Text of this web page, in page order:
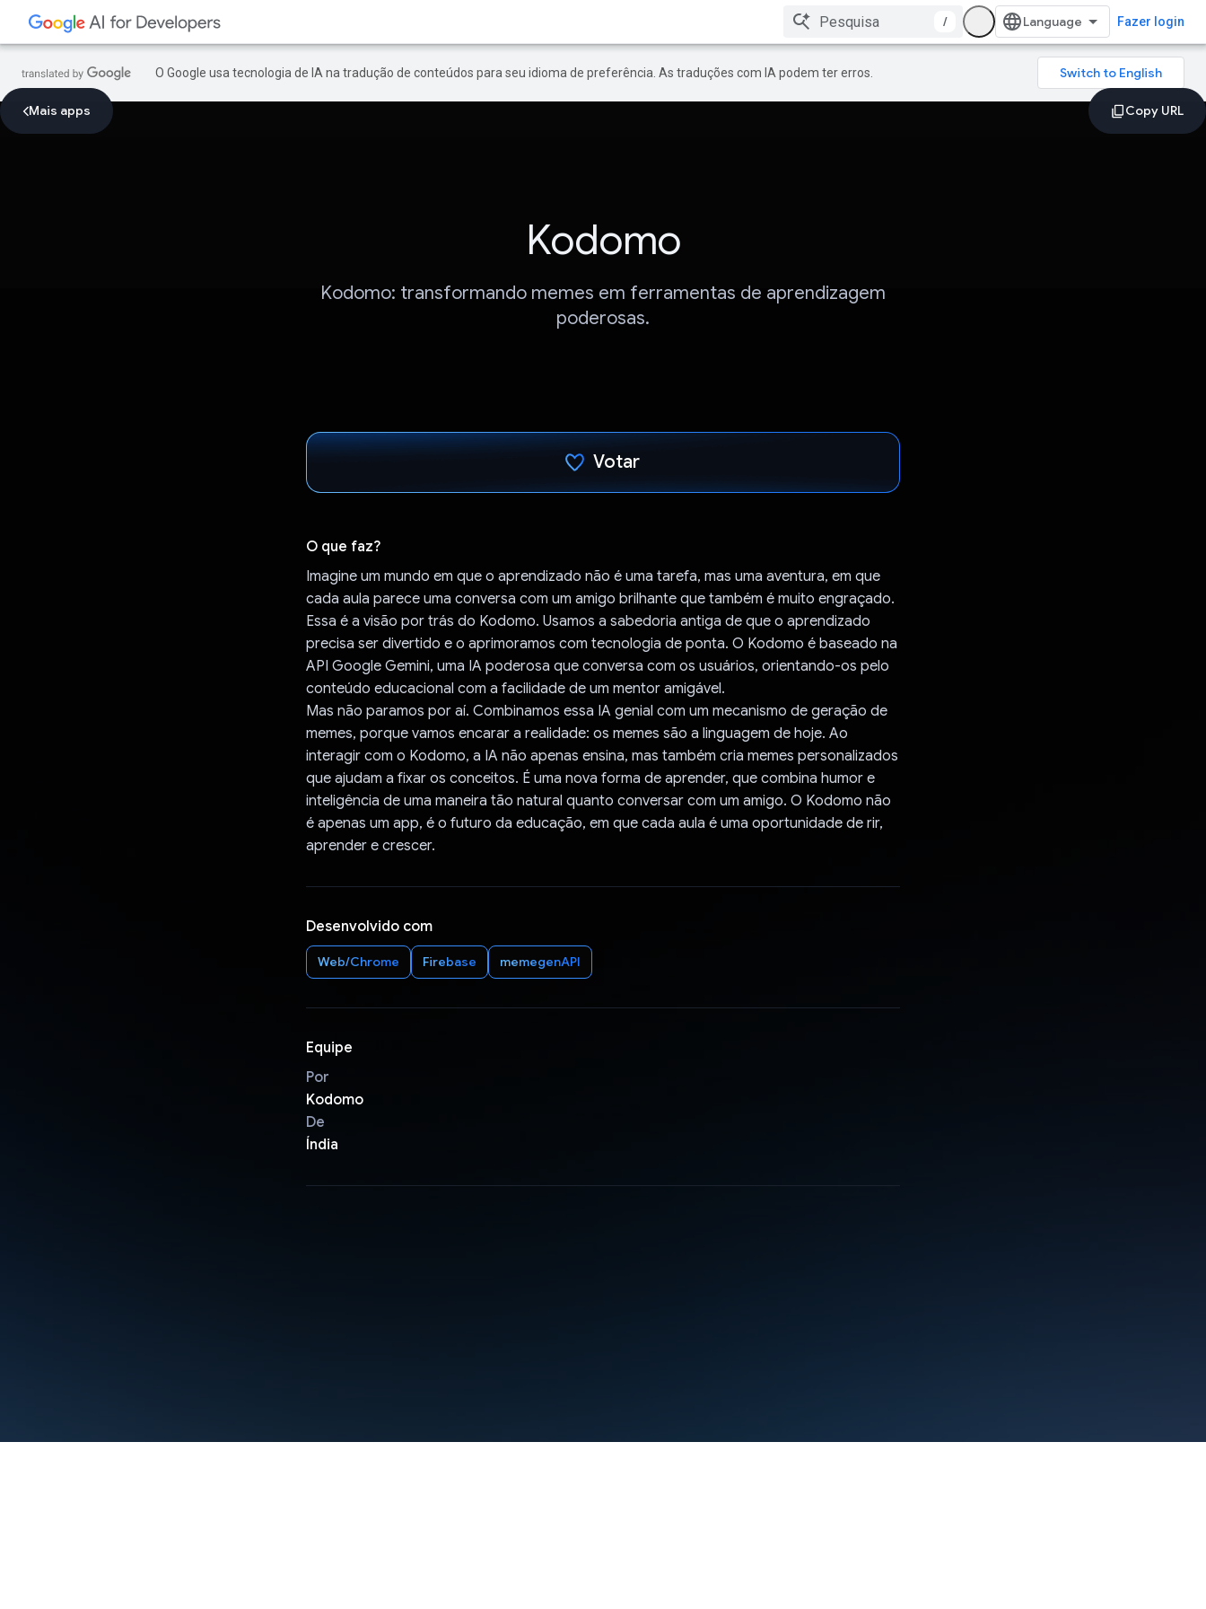
/ Fazer login
O Google usa tecnologia de IA na tradução de conteúdos para seu idioma de preferência. As traduções com IA podem ter erros.
Mais apps
Kodomo
Kodomo: transformando memes em ferramentas de aprendizagem
poderosas.
Votar
O que faz?
Imagine um mundo em que o aprendizado não é uma tarefa, mas uma aventura, em que
cada aula parece uma conversa com um amigo brilhante que também é muito engraçado.
Essa é a visão por trás do Kodomo. Usamos a sabedoria antiga de que o aprendizado
precisa ser divertido e o aprimoramos com tecnologia de ponta. O Kodomo é baseado na
API Google Gemini, uma IA poderosa que conversa com os usuários, orientando-os pelo
conteúdo educacional com a facilidade de um mentor amigável.
Mas não paramos por aí. Combinamos essa IA genial com um mecanismo de geração de
memes, porque vamos encarar a realidade: os memes são a linguagem de hoje. Ao
interagir com o Kodomo, a IA não apenas ensina, mas também cria memes personalizados
que ajudam a fixar os conceitos. É uma nova forma de aprender, que combina humor e
inteligência de uma maneira tão natural quanto conversar com um amigo. O Kodomo não
é apenas um app, é o futuro da educação, em que cada aula é uma oportunidade de rir,
aprender e crescer.
Desenvolvido com
Web/Chrome Firebase memegenAPI
Equipe
Por
Kodomo
De
Índia